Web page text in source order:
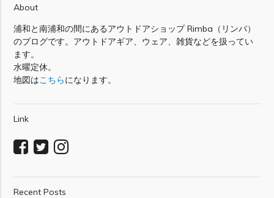
About
浦和と南浦和の間にあるアウトドアショップ Rimba（リンバ）
のブログです。アウトドアギア、ウェア、雑貨などを扱ってい
ます。
水曜定休。
地図はこちらになります。
Link
Recent Posts